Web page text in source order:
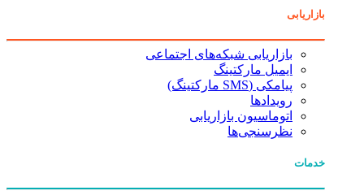
بازاریابی
بازاریابی شبکه‌های اجتماعی
ایمیل مارکتینگ
پیامکی (SMS مارکتینگ)
رویدادها
اتوماسیون بازاریابی
نظرسنجی‌ها
خدمات